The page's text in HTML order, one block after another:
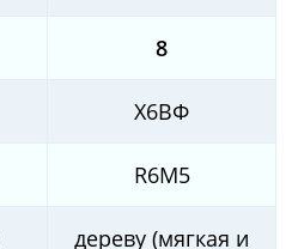
8
Х6ВФ
R6M5
дереву (мягкая и